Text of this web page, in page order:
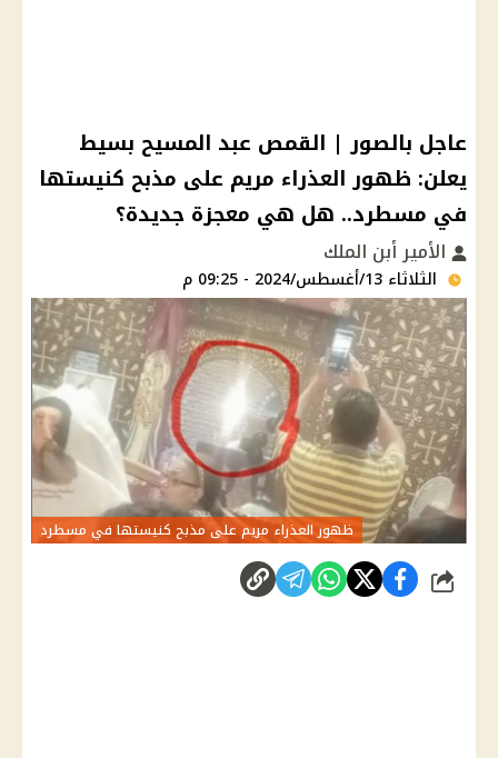
عاجل بالصور | القمص عبد المسيح بسيط
يعلن: ظهور العذراء مريم على مذبح كنيستها
في مسطرد.. هل هي معجزة جديدة؟
الأمير أبن الملك
الثلاثاء 13/أغسطس/2024 - 09:25 م
ظهور العذراء مريم على مذبح كنيستها في مسطرد
شارك